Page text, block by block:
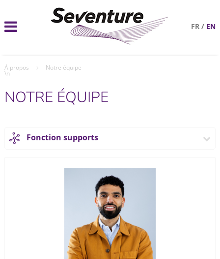
FR / EN
À propos Notre équipe
\n
NOTRE ÉQUIPE
Fonction supports